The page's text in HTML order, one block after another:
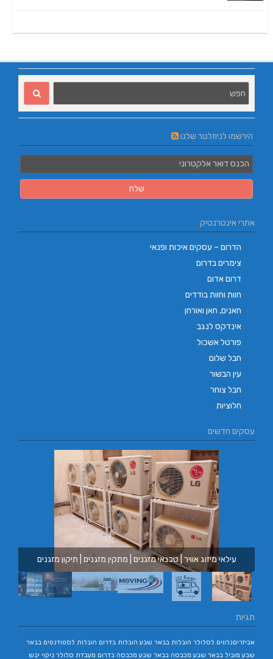
הירשמו לניוזלטר שלנו
אתרי אינטרנטיק
הדרום – עסקים איכות ופנאי
צימרים בדרום
דרום אדום
חוות וחוות בודדים
חאנים, חאן ואורחן
אינדקס לנגב
פורטל אשכול
חבל שלום
עין הבשור
חבל צוחר
חלוציות
עסקים חדשים
עילאי מיזוג אוויר | טכנאי מזגנים | מתקין מזגנים | תיקון מזגנים
תגיות
אביזריםנלווים לסלולר הובלות בבאר שבע הובלות בדרום הובלות לסטודנטים בבאר
שבע מוביל בבאר שבע מכבסה בבאר שבע מכבסה בדרום מעבדת סלולר ניקוי יבש